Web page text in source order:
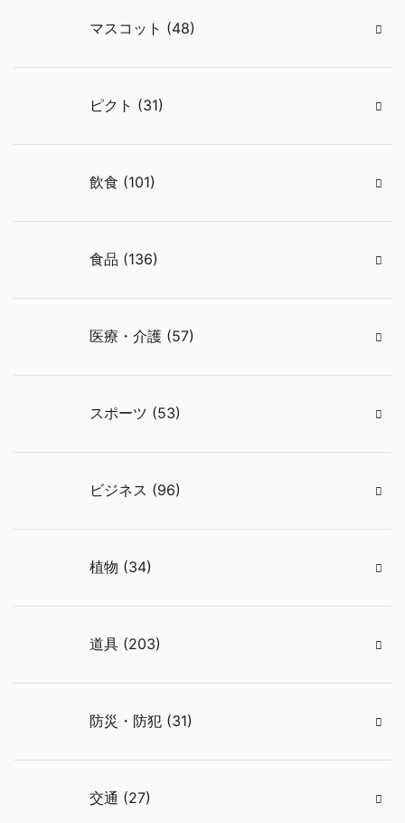
マスコット (48)
ピクト (31)
飲食 (101)
食品 (136)
医療・介護 (57)
スポーツ (53)
ビジネス (96)
植物 (34)
道具 (203)
防災・防犯 (31)
交通 (27)